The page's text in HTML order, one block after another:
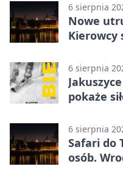
6 sierpnia
Nowe
Kierowcy
6 sierpnia
pokaże
6 sierpnia
Safari do
osób.